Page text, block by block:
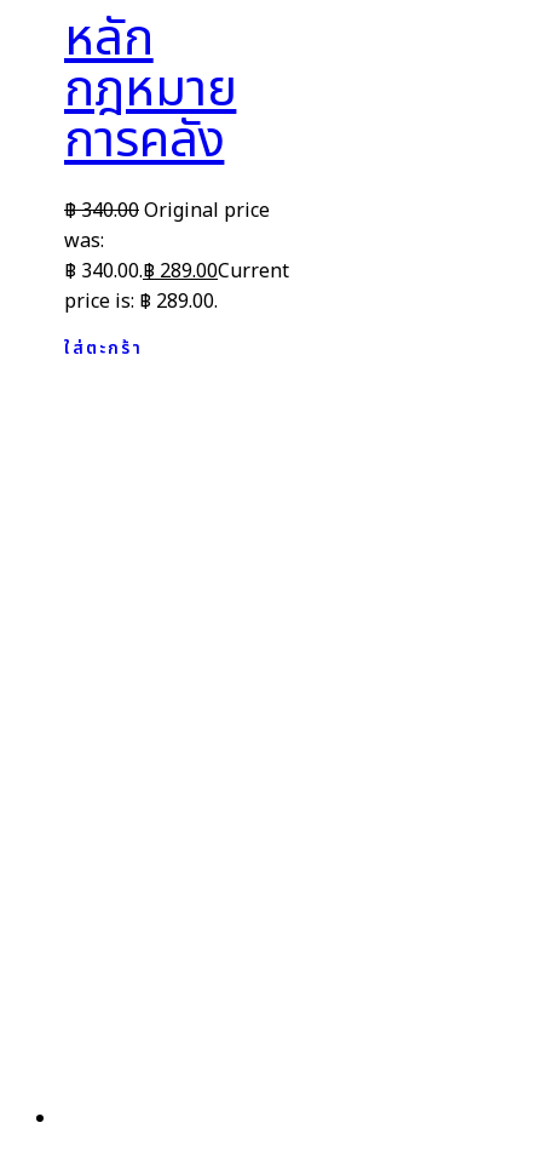
หลัก
กฎหมาย
การคลัง
฿340.00Original price
was:
฿ 340.00.฿ 289.00Current
price is: ฿ 289.00.
ใส่ตะกร้า